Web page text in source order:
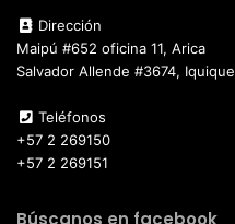
Dirección
Maipú #652 oficina 11, Arica
Salvador Allende #3674, Iquique
Teléfonos
+57 2 269150
+57 2 269151